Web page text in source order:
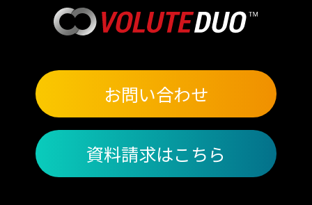
お問い合わせ
資料請求はこちら